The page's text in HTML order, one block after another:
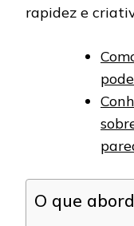
rapidez e
O que